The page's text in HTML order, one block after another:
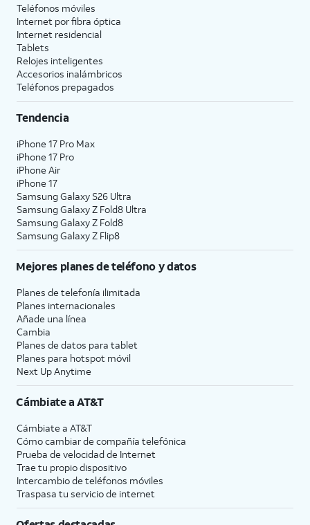
Teléfonos móviles
Internet por fibra óptica
Internet residencial
Tablets
Relojes inteligentes
Accesorios inalámbricos
Teléfonos prepagados
Tendencia
iPhone 17 Pro Max
iPhone 17 Pro
iPhone Air
iPhone 17
Samsung Galaxy S26 Ultra
Samsung Galaxy Z Fold8 Ultra
Samsung Galaxy Z Fold8
Samsung Galaxy Z Flip8
Mejores planes de teléfono y datos
Planes de telefonía ilimitada
Planes internacionales
Añade una línea
Cambia
Planes de datos para tablet
Planes para hotspot móvil
Next Up Anytime
Cámbiate aAT&T
Cámbiate a AT&T
Cómo cambiar de compañía telefónica
Prueba de velocidad de Internet
Trae tu propio dispositivo
Intercambio de teléfonos móviles
Traspasa tu servicio de internet